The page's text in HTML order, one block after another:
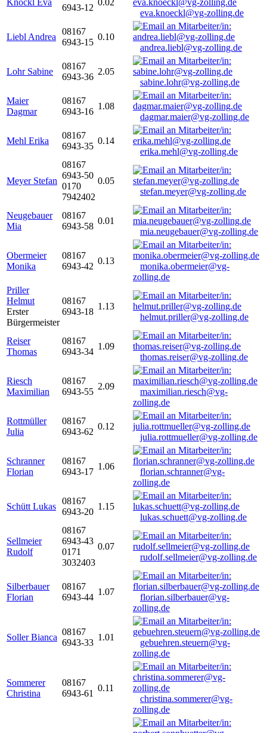
Knöckl Eva
6943-12
0.02
eva.knoeckl@vg-zolling.de
Liebl Andrea
08167
6943-15
0.10
andrea.liebl@vg-zolling.de
Lohr Sabine
08167
6943-36
2.05
sabine.lohr@vg-zolling.de
Maier
Dagmar
08167
6943-16
1.08
dagmar.maier@vg-zolling.de
Mehl Erika
08167
6943-35
0.14
erika.mehl@vg-zolling.de
Meyer Stefan
08167
6943-50
0170
7942402
0.05
stefan.meyer@vg-zolling.de
Neugebauer
Mia
08167
6943-58
0.01
mia.neugebauer@vg-zolling.de
Obermeier
Monika
08167
6943-42
0.13
monika.obermeier@vg-
zolling.de
Priller
Helmut
Erster
Bürgermeister
08167
6943-18
1.13
helmut.priller@vg-zolling.de
Reiser
Thomas
08167
6943-34
1.09
thomas.reiser@vg-zolling.de
Riesch
Maximilian
08167
6943-55
2.09
maximilian.riesch@vg-
zolling.de
Rottmüller
Julia
08167
6943-62
0.12
julia.rottmueller@vg-zolling.de
Schranner
Florian
08167
6943-17
1.06
florian.schranner@vg-
zolling.de
Schütt Lukas
08167
6943-20
1.15
lukas.schuett@vg-zolling.de
Sellmeier
Rudolf
08167
6943-43
0171
3032403
0.07
rudolf.sellmeier@vg-zolling.de
Silberbauer
Florian
08167
6943-44
1.07
florian.silberbauer@vg-
zolling.de
Soller Bianca
08167
6943-33
1.01
gebuehren.steuern@vg-
zolling.de
Sommerer
Christina
08167
6943-61
0.11
christina.sommerer@vg-
zolling.de